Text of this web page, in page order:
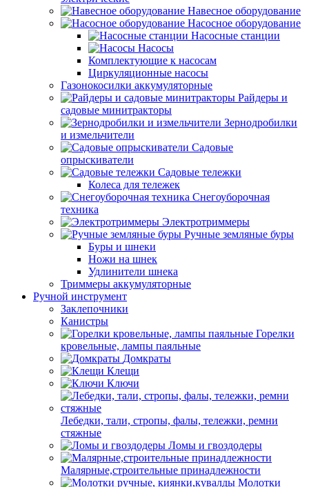
Навесное оборудование
Насосное оборудование
Насосные станции
Насосы
Комплектующие к насосам
Циркуляционные насосы
Газонокосилки аккумуляторные
Райдеры и
садовые минитракторы
Зернодробилки
и измельчители
Садовые
опрыскиватели
Садовые тележки
Колеса для тележек
Снегоуборочная
техника
Электротриммеры
Ручные земляные буры
Буры и шнеки
Ножи на шнек
Удлинители шнека
Триммеры аккумуляторные
Ручной инструмент
Заклепочники
Канистры
Горелки
кровельные, лампы паяльные
Домкраты
Клещи
Ключи
Лебедки, тали, стропы, фалы, тележки, ремни
стяжные
Ломы и гвоздодеры
Малярные,строительные принадлежности
Молотки